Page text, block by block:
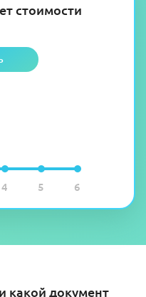
4 5 6
стоимости
какой документ